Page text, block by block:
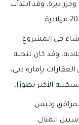
ديرة، وقد ابتدأت
في المشروع
نخلة جبل علي في سنة 2021 ميلادية، وقد كان لنخلة
بإمارة دبي،
الأكثر تطورًا.
وليس
المثال